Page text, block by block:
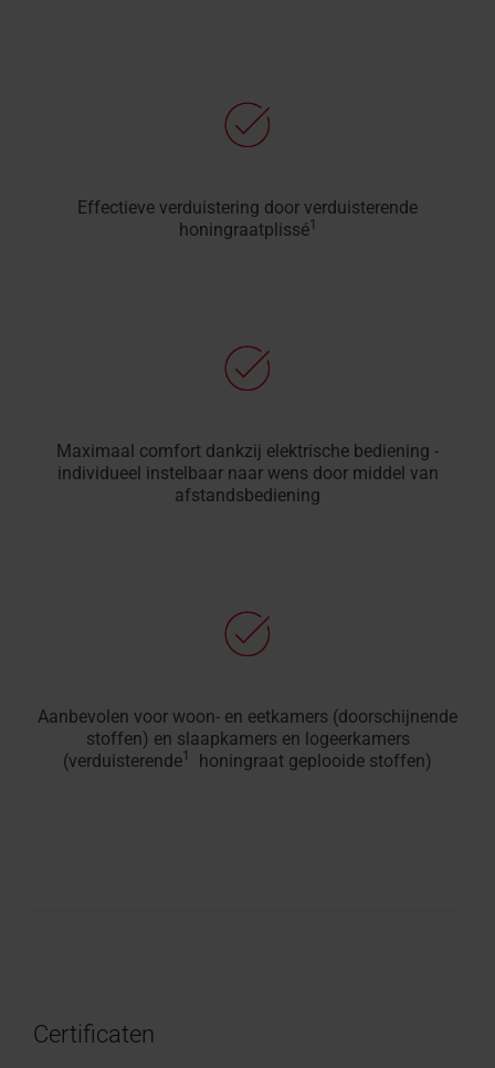
Effectieve verduistering door verduisterende
honingraatplissé1
Maximaal comfort dankzij elektrische bediening -
individueel instelbaar naar wens door middel van
afstandsbediening
Aanbevolen voor woon- en eetkamers (doorschijnende
stoffen) en slaapkamers en logeerkamers
(verduisterende1 honingraat geplooide stoffen)
Certificaten